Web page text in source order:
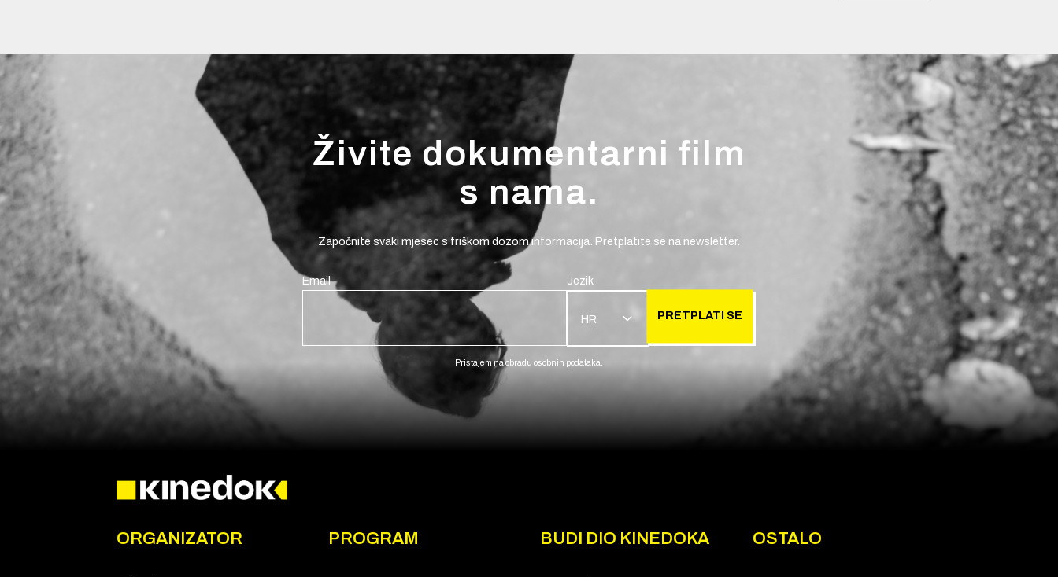
Živite dokumentarni film
s nama.
Započnite svaki mjesec s friškom dozom informacija. Pretplatite se na newsletter.
Email Jezik
HR PRETPLATI SE
Pristajem na obradu osobnih podataka.
ORGANIZATOR PROGRAM BUDI DIO KINEDOKA OSTALO